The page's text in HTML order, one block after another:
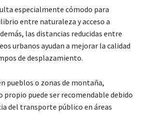
especialmente cómodo para
entre naturaleza y acceso a
las distancias reducidas entre
urbanos ayudan a mejorar la calidad
de desplazamiento.
pueblos o zonas de montaña,
propio puede ser recomendable debido
del transporte público en áreas